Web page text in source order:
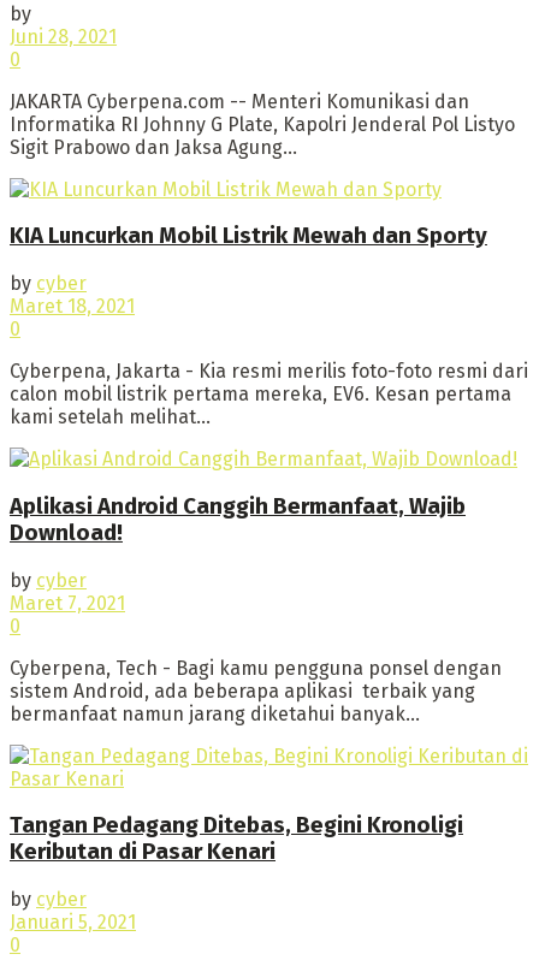
by
Juni 28, 2021
0
JAKARTA Cyberpena.com -- Menteri Komunikasi dan
Informatika RI Johnny G Plate, Kapolri Jenderal Pol Listyo
Sigit Prabowo dan Jaksa Agung...
KIA Luncurkan Mobil Listrik Mewah dan Sporty
by cyber
Maret 18, 2021
0
Cyberpena, Jakarta - Kia resmi merilis foto-foto resmi dari
calon mobil listrik pertama mereka, EV6. Kesan pertama
kami setelah melihat...
Aplikasi Android Canggih Bermanfaat, Wajib
Download!
by cyber
Maret 7, 2021
0
Cyberpena, Tech - Bagi kamu pengguna ponsel dengan
sistem Android, ada beberapa aplikasi terbaik yang
bermanfaat namun jarang diketahui banyak...
Tangan Pedagang Ditebas, Begini Kronoligi
Keributan di Pasar Kenari
by cyber
Januari 5, 2021
0